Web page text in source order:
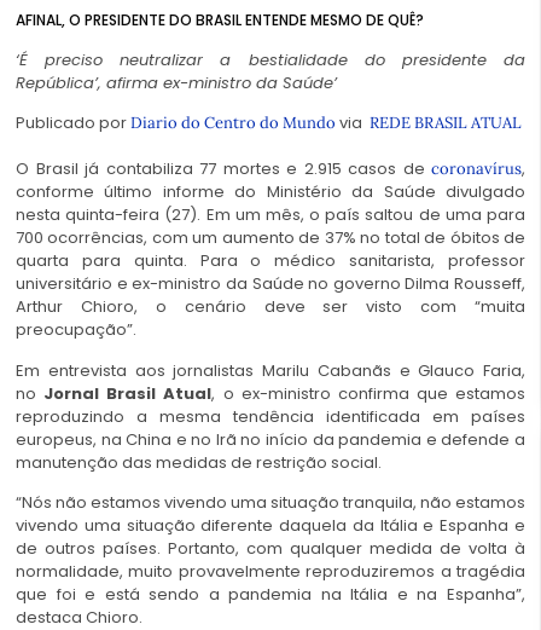
AFINAL, O PRESIDENTE DO BRASIL ENTENDE MESMO DE QUÊ?
‘É preciso neutralizar a bestialidade do presidente da
República’, afirma ex-ministro da Saúde’
Publicado porDiario do Centro do Mundo via REDE BRASIL ATUAL
O Brasil já contabiliza 77 mortes e 2.915 casos de coronavírus,
conforme último informe do Ministério da Saúde divulgado
nesta quinta-feira (27). Em um mês, o país saltou de uma para
700 ocorrências, com um aumento de 37% no total de óbitos de
quarta para quinta. Para o médico sanitarista, professor
universitário e ex-ministro da Saúde no governo Dilma Rousseff,
Arthur Chioro, o cenário deve ser visto com “muita
preocupação”.
Em entrevista aos jornalistas Marilu Cabanãs e Glauco Faria,
no Jornal Brasil Atual, o ex-ministro confirma que estamos
reproduzindo a mesma tendência identificada em países
europeus, na China e no Irã no início da pandemia e defende a
manutenção das medidas de restrição social.
“Nós não estamos vivendo uma situação tranquila, não estamos
vivendo uma situação diferente daquela da Itália e Espanha e
de outros países. Portanto, com qualquer medida de volta à
normalidade, muito provavelmente reproduziremos a tragédia
que foi e está sendo a pandemia na Itália e na Espanha”,
destaca Chioro.